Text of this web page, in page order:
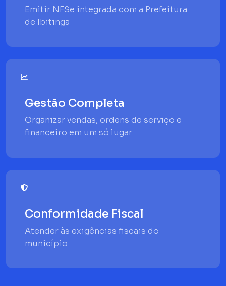
Emitir NFSe integrada com a Prefeitura
de Ibitinga
Gestão Completa
Organizar vendas, ordens de serviço e
financeiro em um só lugar
Conformidade Fiscal
Atender às exigências fiscais do
município